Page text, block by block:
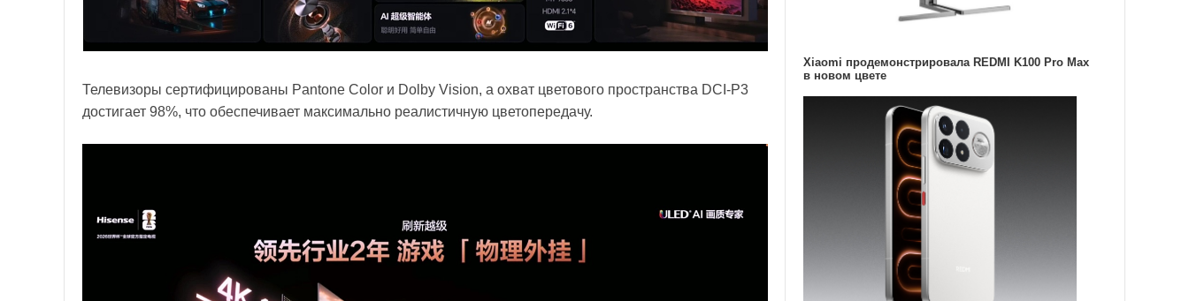
Телевизоры сертифицированы Pantone Color и Dolby Vision, а охват цветового пространства DCI-P3
достигает 98%, что обеспечивает максимально реалистичную цветопередачу.
Xiaomi продемонстрировала REDMI K100 Pro Max
в новом цвете